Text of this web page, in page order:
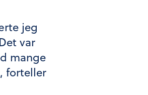
jeg
var
mange
forteller